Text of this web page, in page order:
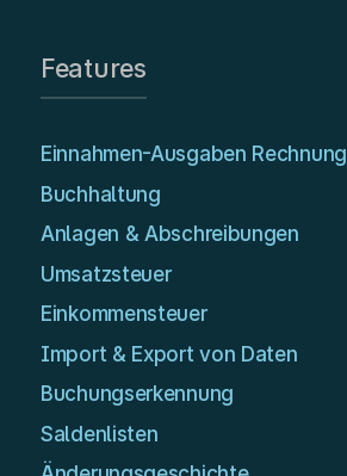
Features
Einnahmen-Ausgaben Rechnung
Buchhaltung
Anlagen & Abschreibungen
Umsatzsteuer
Einkommensteuer
Import & Export von Daten
Buchungserkennung
Saldenlisten